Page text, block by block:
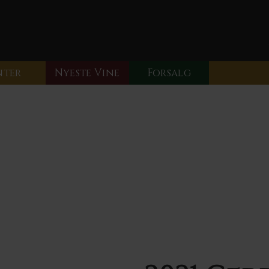
Nyeste Vine Forsalg